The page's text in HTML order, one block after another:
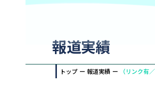
報道実績
トップ 報道実績 （リンク有